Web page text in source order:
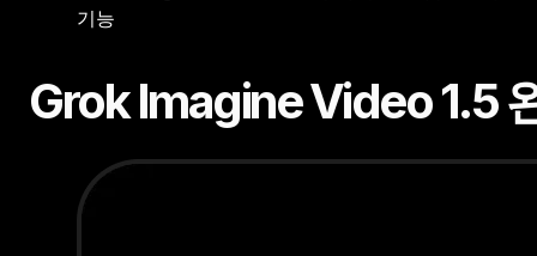
기능
Grok Imagine Video 1.5